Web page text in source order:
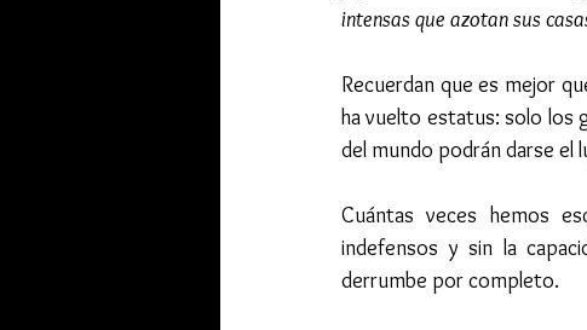
intensas que azotan sus
Recuerdan que es mejor
ha vuelto estatus: solo los
del mundo podrán darse el
Cuántas veces hemos
indefensos y sin la
derrumbe por completo.